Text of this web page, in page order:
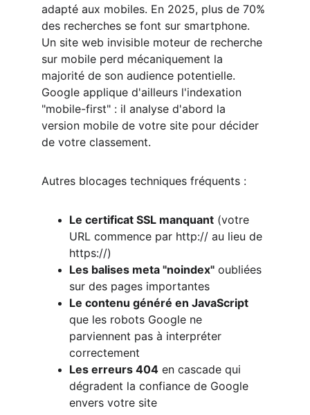
adapté aux mobiles. En 2025, plus de 70%
des recherches se font sur smartphone.
Un site web invisible moteur de recherche
sur mobile perd mécaniquement la
majorité de son audience potentielle.
Google applique d'ailleurs l'indexation
"mobile-first" : il analyse d'abord la
version mobile de votre site pour décider
de votre classement.
Autres blocages techniques fréquents :
Le certificat SSL manquant (votre
URL commence par http:// au lieu de
https://)
Les balises meta "noindex" oubliées
sur des pages importantes
Le contenu généré en JavaScript
que les robots Google ne
parviennent pas à interpréter
correctement
Les erreurs 404 en cascade qui
dégradent la confiance de Google
envers votre site